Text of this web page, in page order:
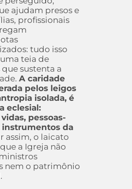
ajudam presos e
profissionais
tudo isso
teia de
sustenta a
A caridade
pelos leigos
isolada, é
eclesial:
pessoas-
instrumentos da
assim, o laicato
a Igreja não
nem o patrimônio